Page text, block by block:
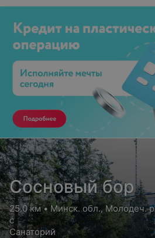
Сосновый бор
25.0 км • Минск. обл., Молодеч.
с
Санаторий